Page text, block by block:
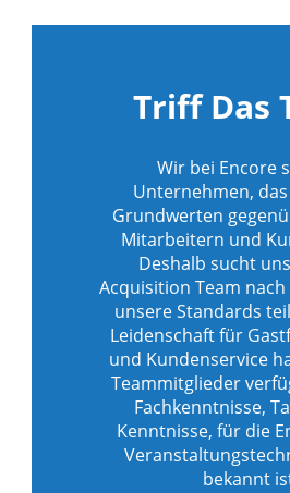
Triff Das
Wir bei Encore
Unternehmen,
Grundwerten
Mitarbeitern und
Deshalb sucht
Acquisition Team
unsere Standards
Leidenschaft für
und Kundenservice
Teammitglieder
Fachkenntnisse,
Kenntnisse, für die
bekannt